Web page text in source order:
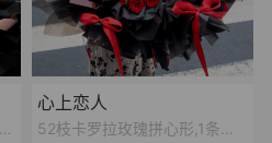
33枝乌梅子酱玫瑰(曼塔玫瑰喷乌梅子酱漆,拼心形),裸粉色蝴蝶结,裸粉色丝袋绕一圈,1条灯串
心上恋人
52枝卡罗拉玫瑰拼心形,1条十字黑色丝带,1个珍珠蝴蝶结,1张精美卡片(样式随机)